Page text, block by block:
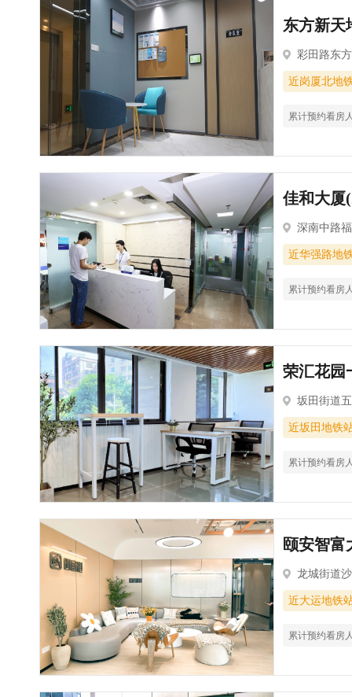
东方新天
彩田路东
近岗厦北地
累计预约看房
佳和大厦
深南中路
近华强路地
累计预约看房
荣汇花园
坂田街道
近坂田地铁
累计预约看房
颐安智富
龙城街道
近大运地铁
累计预约看房